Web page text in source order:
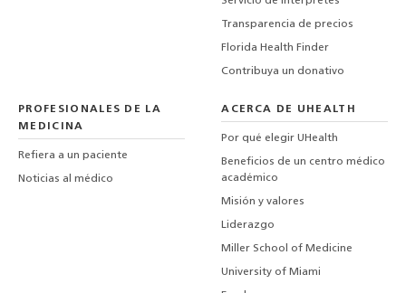
Transparencia de precios
Florida Health Finder
Contribuya un donativo
PROFESIONALES DE LA
MEDICINA
Refiera a un paciente
Noticias al médico
ACERCA DE UHEALTH
Por qué elegir UHealth
Beneficios de un centro médico
académico
Misión y valores
Liderazgo
Miller School of Medicine
University of Miami